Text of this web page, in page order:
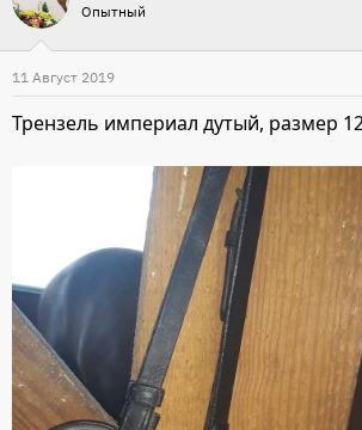
Опытный
11 Август 2019
Трензель империал дутый, размер